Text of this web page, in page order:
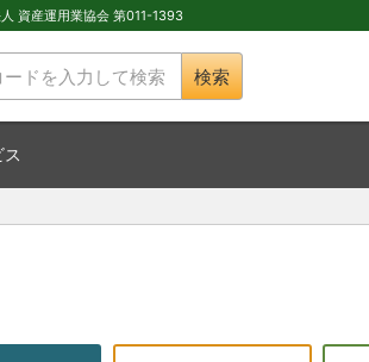
資産運用業協会 第011-1393
検索